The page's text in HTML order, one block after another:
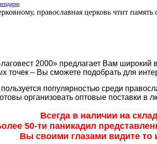
православная церковь чтит
2000» предлагает Вам
точек – Вы сможете подобрать для
популярностью среди
организовать оптовые поставки в
Всегда в наличии на
50-ти паникадил
Вы своими глазами видите то